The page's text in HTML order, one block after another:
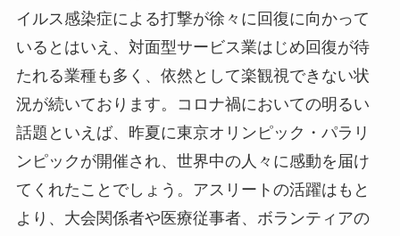
イルス感染症による打撃が徐々に回復に向かって
いるとはいえ、対面型サービス業はじめ回復が待
たれる業種も多く、依然として楽観視できない状
況が続いております。コロナ禍においての明るい
話題といえば、昨夏に東京オリンピック・パラリ
ンピックが開催され、世界中の人々に感動を届け
てくれたことでしょう。アスリートの活躍はもと
より、大会関係者や医療従事者、ボランティアの